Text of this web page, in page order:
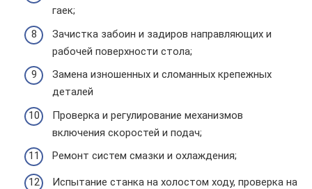
гаек;
Зачистка забоин и задиров направляющих и
рабочей поверхности стола;
Замена изношенных и сломанных крепежных
деталей
Проверка и регулирование механизмов
включения скоростей и подач;
Ремонт систем смазки и охлаждения;
Испытание станка на холостом ходу, проверка на